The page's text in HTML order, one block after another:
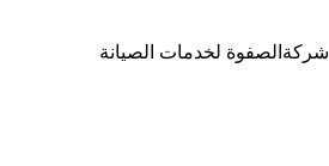
شركةالصفوة لخدمات الصيانة